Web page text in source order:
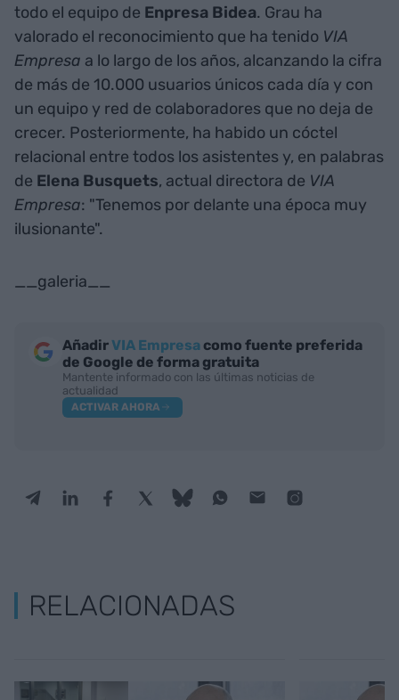
todo el equipo de Enpresa Bidea. Grau ha
valorado el reconocimiento que ha tenido VIA
Empresa a lo largo de los años, alcanzando la cifra
de más de 10.000 usuarios únicos cada día y con
un equipo y red de colaboradores que no deja de
crecer. Posteriormente, ha habido un cóctel
relacional entre todos los asistentes y, en palabras
de Elena Busquets, actual directora de VIA
Empresa: "Tenemos por delante una época muy
ilusionante".
__galeria__
AñadirVIA Empresa como fuente preferida
de Google de forma gratuita
Mantente informado con las últimas noticias de
actualidad
ACTIVAR AHORA
RELACIONADAS